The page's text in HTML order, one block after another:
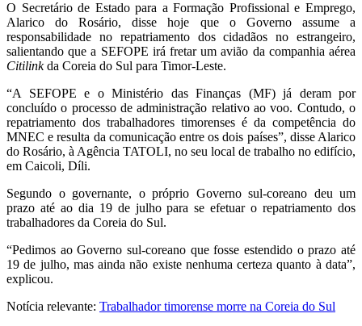
O Secretário de Estado para a Formação Profissional e Emprego,
Alarico do Rosário, disse hoje que o Governo assume a
responsabilidade no repatriamento dos cidadãos no estrangeiro,
salientando que a SEFOPE irá fretar um avião da companhia aérea
Citilinkda Coreia do Sul para Timor-Leste.
“A SEFOPE e o Ministério das Finanças (MF) já deram por
concluído o processo de administração relativo ao voo. Contudo, o
repatriamento dos trabalhadores timorenses é da competência do
MNEC e resulta da comunicação entre os dois países”, disse Alarico
do Rosário, à Agência TATOLI, no seu local de trabalho no edifício,
em Caicoli, Díli.
Segundo o governante, o próprio Governo sul-coreano deu um
prazo até ao dia 19 de julho para se efetuar o repatriamento dos
trabalhadores da Coreia do Sul.
“Pedimos ao Governo sul-coreano que fosse estendido o prazo até
19 de julho, mas ainda não existe nenhuma certeza quanto à data”,
explicou.
Notícia relevante: Trabalhador timorense morre na Coreia do Sul